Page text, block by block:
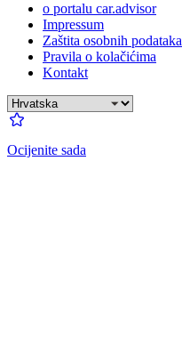
o portalu car.advisor
Impressum
Zaštita osobnih podataka
Pravila o kolačićima
Kontakt
Ocijenite sada